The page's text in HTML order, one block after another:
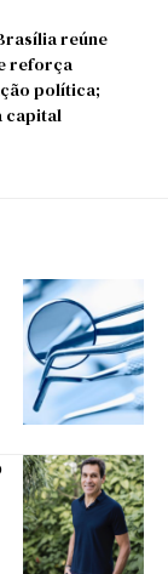
reúne
reforça
política;
capital